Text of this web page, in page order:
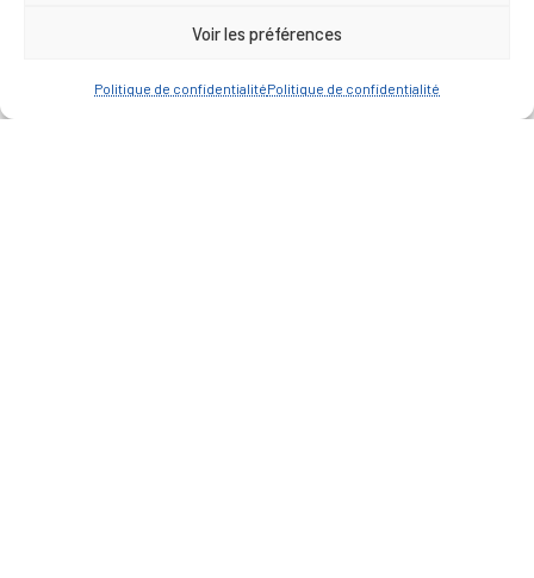
Voir les préférences
Politique de confidentialitéPolitique de confidentialité
Marchés publics